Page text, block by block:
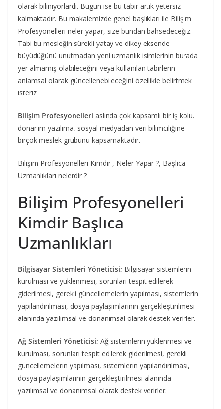
olarak biliniyorlardı. Bugün ise bu tabir artık yetersiz
kalmaktadır. Bu makalemizde genel başlıkları ile Bilişim
Profesyonelleri neler yapar, size bundan bahsedeceğiz.
Tabi bu mesleğin sürekli yatay ve dikey eksende
büyüdüğünü unutmadan yeni uzmanlık isimlerinin burada
yer almamış olabileceğini veya kullanılan tabirlerin
anlamsal olarak güncellenebileceğini özellikle belirtmek
isteriz.
Bilişim Profesyonelleri aslında çok kapsamlı bir iş kolu.
donanım yazılıma, sosyal medyadan veri bilimciliğine
birçok meslek grubunu kapsamaktadır.
Bilişim Profesyonelleri Kimdir , Neler Yapar ?, Başlıca
Uzmanlıkları nelerdir ?
Bilişim Profesyonelleri
Kimdir Başlıca
Uzmanlıkları
Bilgisayar Sistemleri Yöneticisi; Bilgisayar sistemlerin
kurulması ve yüklenmesi, sorunları tespit edilerek
giderilmesi, gerekli güncellemelerin yapılması, sistemlerin
yapılandırılması, dosya paylaşımlarının gerçekleştirilmesi
alanında yazılımsal ve donanımsal olarak destek verirler.
Ağ Sistemleri Yöneticisi; Ağ sistemlerin yüklenmesi ve
kurulması, sorunları tespit edilerek giderilmesi, gerekli
güncellemelerin yapılması, sistemlerin yapılandırılması,
dosya paylaşımlarının gerçekleştirilmesi alanında
yazılımsal ve donanımsal olarak destek verirler.